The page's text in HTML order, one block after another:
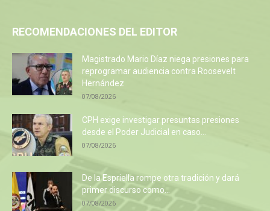
RECOMENDACIONES DEL EDITOR
Magistrado Mario Díaz niega presiones para
reprogramar audiencia contra Roosevelt
Hernández
07/08/2026
CPH exige investigar presuntas presiones
desde el Poder Judicial en caso...
07/08/2026
De la Espriella rompe otra tradición y dará
primer discurso como...
07/08/2026